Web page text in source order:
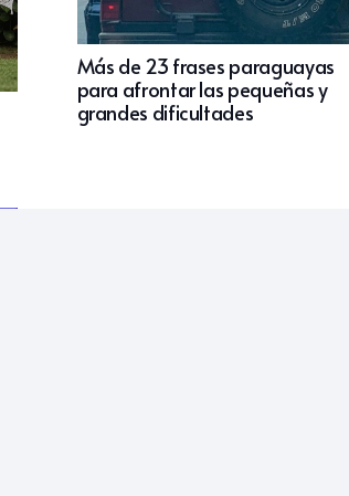
Más de 23 frases paraguayas
para afrontar las pequeñas y
grandes dificultades